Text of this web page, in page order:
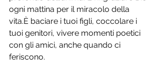
ogni mattina per il miracolo della
vita.È baciare i tuoi figli, coccolare i
tuoi genitori, vivere momenti poetici
con gli amici, anche quando ci
feriscono.